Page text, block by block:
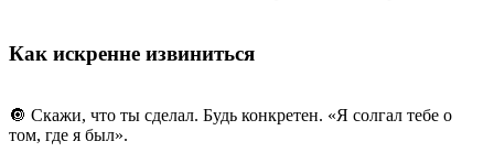
Как искренне извиниться
🔘 Скажи, что ты сделал. Будь конкретен. «Я солгал тебе о
том, где я был».